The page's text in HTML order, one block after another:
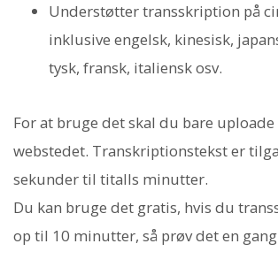
Understøtter transskription på
inklusive engelsk, kinesisk,
tysk, fransk, italiensk osv.
For at bruge det skal du bare
webstedet. Transkriptionstekst er
sekunder til titalls minutter.
Du kan bruge det gratis, hvis du
op til 10 minutter, så prøv det en